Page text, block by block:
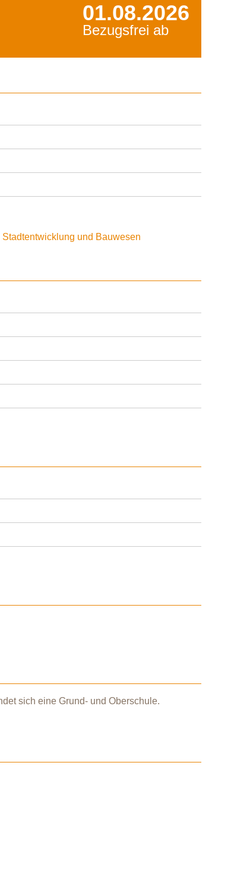
01.08.2026
Bezugsfrei ab
und Bauwesen
sich eine Grund- und Oberschule.